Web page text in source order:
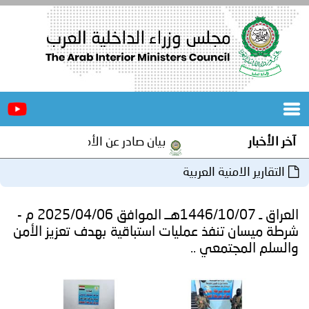
الرئيسية
المجلس
مؤتمرات
و
اجتماعات
جهود
برامج
آخر الأخبار بيان صادر عن الأمانة العامة لمجلس
التقارير الامنية العربية
العراق ـ 1446/10/07هــ الموافق 2025/04/06 م -
شرطة ميسان تنفذ عمليات استباقية بهدف تعزيز الأمن
والسلم المجتمعي ..